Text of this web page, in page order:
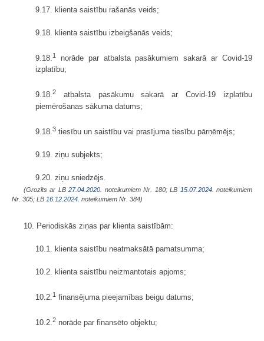
9.17. klienta saistību rašanās veids;
9.18. klienta saistību izbeigšanās veids;
9.18.1
norāde par atbalsta pasākumiem sakarā ar Covid-19
izplatību;
9.18.2
atbalsta pasākumu sakarā ar Covid-19 izplatību
piemērošanas sākuma datums;
9.18.3 tiesību un saistību vai prasījuma tiesību pārņēmējs;
9.19. ziņu subjekts;
9.20. ziņu sniedzējs.
(Grozīts ar LB27.04.2020. noteikumiem Nr. 180; LB 15.07.2024. noteikumiem
Nr. 305; LB 16.12.2024. noteikumiem Nr. 384)
10. Periodiskās ziņas par klienta saistībām:
10.1. klienta saistību neatmaksātā pamatsumma;
10.2. klienta saistību neizmantotais apjoms;
10.2.1 finansējuma pieejamības beigu datums;
10.2.2 norāde par finansēto objektu;